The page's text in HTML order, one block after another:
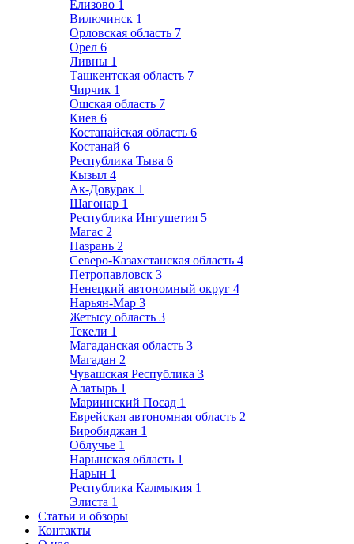
Елизово 1
Вилючинск 1
Орловская область 7
Орел 6
Ливны 1
Ташкентская область 7
Чирчик 1
Ошская область 7
Киев 6
Костанайская область 6
Костанай 6
Республика Тыва 6
Кызыл 4
Ак-Довурак 1
Шагонар 1
Республика Ингушетия 5
Магас 2
Назрань 2
Северо-Казахстанская область 4
Петропавловск 3
Ненецкий автономный округ 4
Нарьян-Мар 3
Жетысу область 3
Текели 1
Магаданская область 3
Магадан 2
Чувашская Республика 3
Алатырь 1
Мариинский Посад 1
Еврейская автономная область 2
Биробиджан 1
Облучье 1
Нарынская область 1
Нарын 1
Республика Калмыкия 1
Элиста 1
Статьи и обзоры
Контакты